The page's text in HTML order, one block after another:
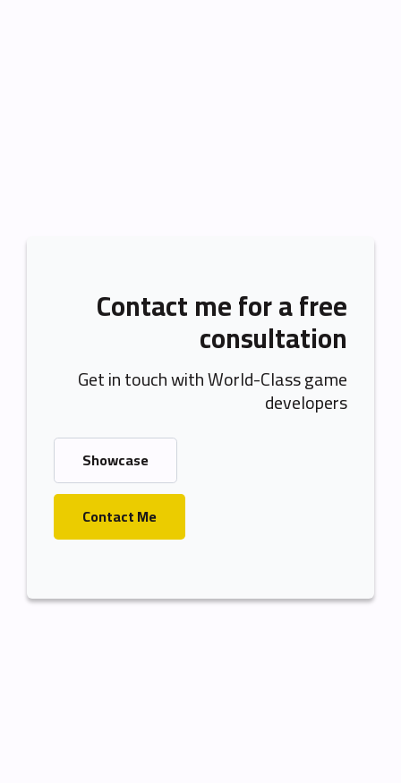
Contact me for a free
consultation
Get in touch with World-Class game
developers
Showcase
Contact Me